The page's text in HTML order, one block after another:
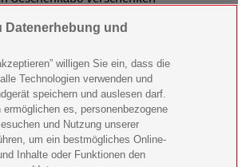
verschenken
Geschenkabo verschenken
verschenken
verschenken
Geschenkabo verschenken
Datenerhebung und
willigen Sie ein, dass die
Technologien verwenden und
speichern und auslesen darf.
ermöglichen es, personenbezogene
und Nutzung unserer
um ein bestmögliches Online-
Inhalte oder Funktionen den